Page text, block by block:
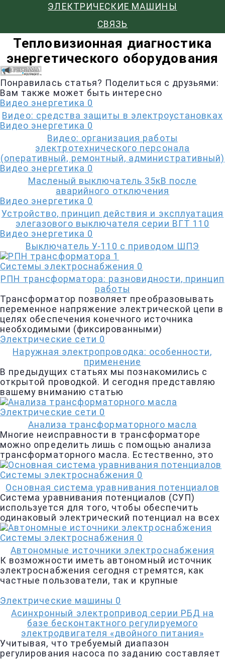
ЭЛЕКТРИЧЕСКИЕ МАШИНЫ
СВЯЗЬ
Тепловизионная диагностика
энергетического оборудования
Понравилась статья? Поделиться с друзьями:
Вам также может быть интересно
Видео энергетика 0
Видео: средства защиты в электроустановках
Видео энергетика 0
Видео: организация работы
электротехнического персонала
(оперативный, ремонтный, административный)
Видео энергетика 0
Масленый выключатель 35кВ после
аварийного отключения
Видео энергетика 0
Устройство, принцип действия и эксплуатация
элегазового выключателя серии ВГТ 110
Видео энергетика 0
Выключатель У-110 с приводом ШПЭ
Системы электроснабжения 0
РПН трансформатора: разновидности, принцип
работы
Трансформатор позволяет преобразовывать
переменное напряжение электрической цепи в
целях обеспечения конечного источника
необходимыми (фиксированными)
Электрические сети 0
Наружная электропроводка: особенности,
применение
В предыдущих статьях мы познакомились с
открытой проводкой. И сегодня представляю
вашему вниманию статью
Электрические сети 0
Анализа трансформаторного масла
Многие неисправности в трансформаторе
можно определить лишь с помощью анализа
трансформаторного масла. Естественно, это
Системы электроснабжения 0
Основная система уравнивания потенциалов
Система уравнивания потенциалов (СУП)
используется для того, чтобы обеспечить
одинаковый электрический потенциал на всех
Системы электроснабжения 0
Автономные источники электроснабжения
К возможности иметь автономный источник
электроснабжения сегодня стремятся, как
частные пользователи, так и крупные
Электрические машины 0
Асинхронный электропривод серии РБД на
базе бесконтактного регулируемого
электродвигателя «двойного питания»
Учитывая, что требуемый диапазон
регулирования насоса по заданию составляет